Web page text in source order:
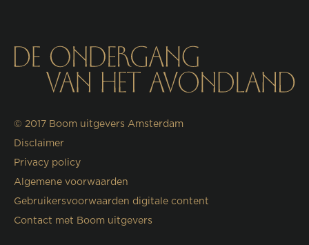
© 2017 Boom uitgevers Amsterdam
Disclaimer
Privacy policy
Algemene voorwaarden
Gebruikersvoorwaarden digitale content
Contact met Boom uitgevers